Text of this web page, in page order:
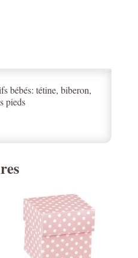
bébés: tétine, biberon,
pieds